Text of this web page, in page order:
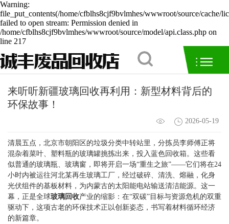
Warning:
file_put_contents(/home/cfblhs8cjf9bvlmhes/wwwroot/source/cache/
failed to open stream: Permission denied in
/home/cfblhs8cjf9bvlmhes/wwwroot/source/model/api.class.php on
line 217
来听听新疆玻璃回收再利用：新型材料背后的
环保故事！
2026-05-19
清晨五点，北京市朝阳区的垃圾分类中转站里，分拣员李师傅正将
混杂着菜叶、塑料瓶的玻璃罐挑拣出来，投入蓝色回收箱。这些看
似普通的玻璃瓶、玻璃窗，即将开启一场“重生之旅”——它们将在24
小时内被运往河北某再生玻璃工厂，经过破碎、清洗、熔融，化身
光伏组件的基板材料，为内蒙古的太阳能电站输送清洁能源。这一
幕，正是全球玻璃回收产业的缩影：在“双碳”目标与资源危机的双重
驱动下，这项古老的环保技术正以创新姿态，书写着材料循环经济
的新篇章。